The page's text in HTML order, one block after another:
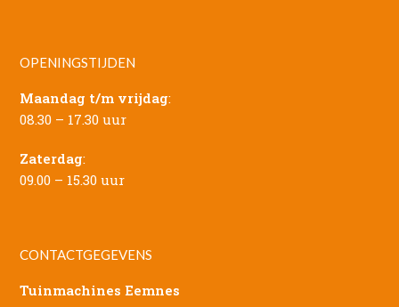
OPENINGSTIJDEN
Maandag t/m vrijdag:
08.30 – 17.30 uur
Zaterdag:
09.00 – 15.30 uur
CONTACTGEGEVENS
Tuinmachines Eemnes